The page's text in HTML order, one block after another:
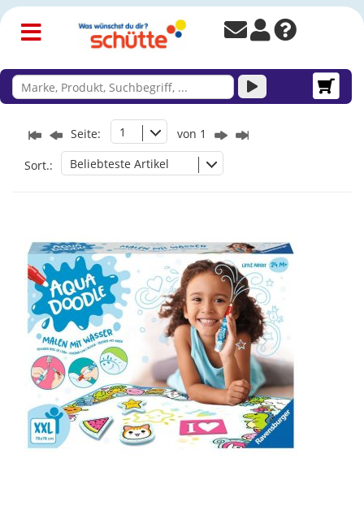
Seite: 1 von 1
Sort.: Beliebteste Artikel